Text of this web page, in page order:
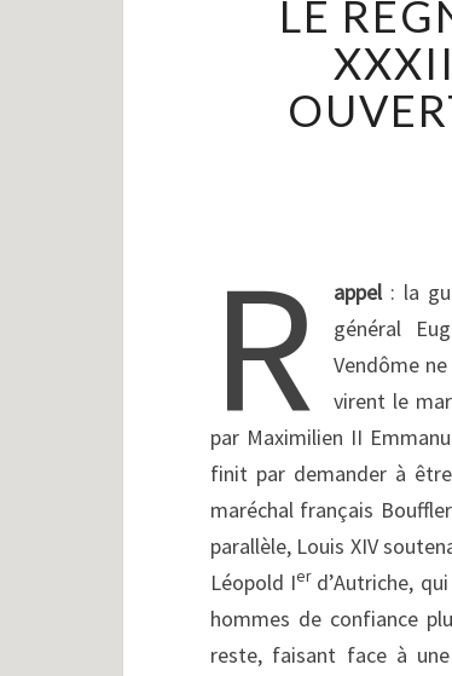
LE
R appel: la
général
Vendôme
virent le
par Maximilien II
finit par demander à
maréchal français
parallèle, Louis XIV
Léopold Ierd’Autriche,
hommes de confiance
reste, faisant face à